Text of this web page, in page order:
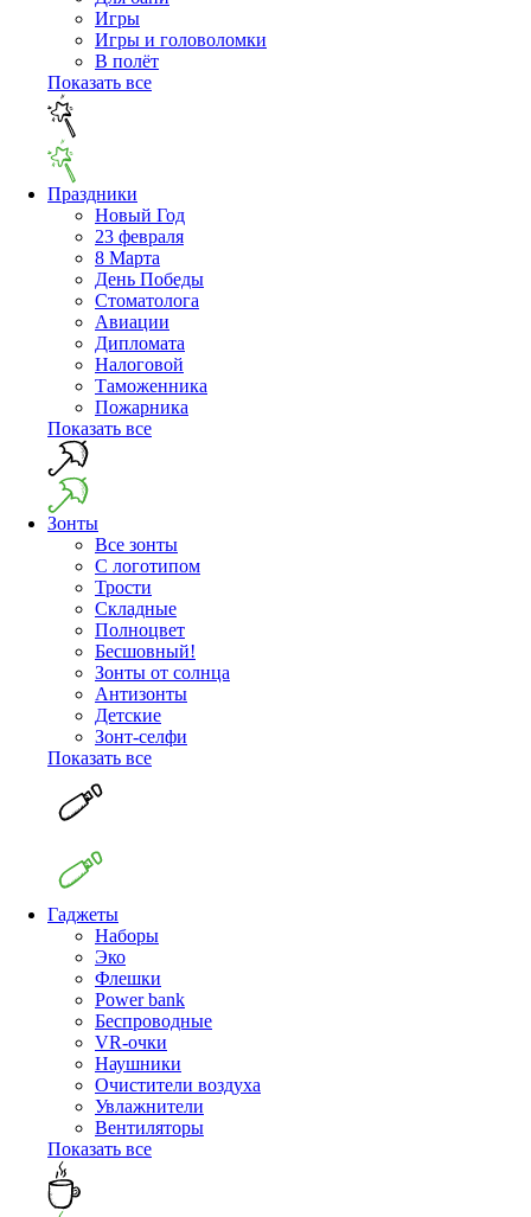
Игры
Игры и головоломки
В полёт
Показать все
Праздники
Новый Год
23 февраля
8 Марта
День Победы
Cтоматолога
Авиации
Дипломата
Налоговой
Таможенника
Пожарника
Показать все
Зонты
Все зонты
С логотипом
Трости
Складные
Полноцвет
Бесшовный!
Зонты от солнца
Антизонты
Детские
Зонт-селфи
Показать все
Гаджеты
Наборы
Эко
Флешки
Power bank
Беспроводные
VR-очки
Наушники
Очистители воздуха
Увлажнители
Вентиляторы
Показать все